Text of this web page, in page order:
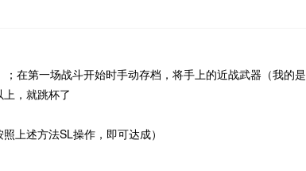
在第一场战斗开始时手动存档，将手上的近战武器（我的是
，就跳杯了
上述方法SL操作，即可达成）